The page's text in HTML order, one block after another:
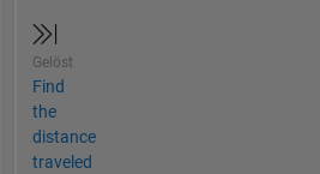
Gelöst
Find
the
distance
traveled